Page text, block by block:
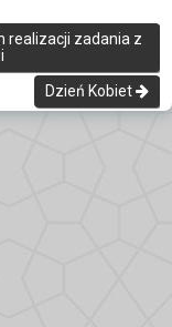
realizacji zadania z
Dzień Kobiet